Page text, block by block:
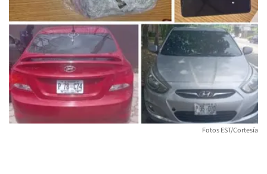
Fotos EST/Cortesía